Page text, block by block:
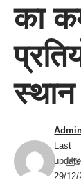
का
स्थान
Last
29/12/